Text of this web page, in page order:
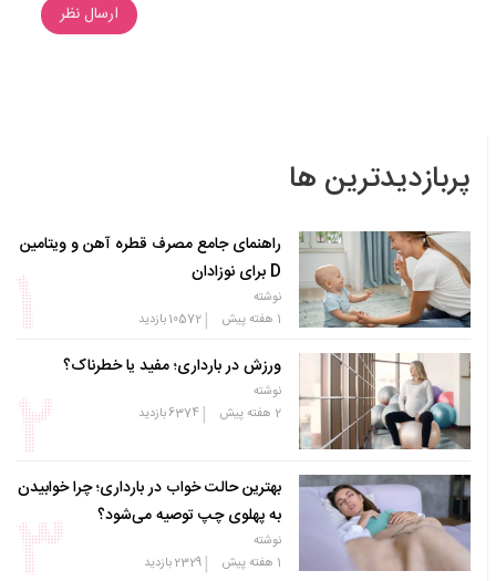
ارسال نظر
پربازدیدترین ها
راهنمای جامع مصرف قطره آهن و ویتامین
D برای نوزادان
نوشته
1 هفته پیش
|
10572بازدید
ورزش در بارداری؛ مفید یا خطرناک؟
نوشته
2 هفته پیش
|
6374بازدید
بهترین حالت خواب در بارداری؛ چرا خوابیدن
به پهلوی چپ توصیه می‌شود؟
نوشته
1 هفته پیش
|
2329بازدید